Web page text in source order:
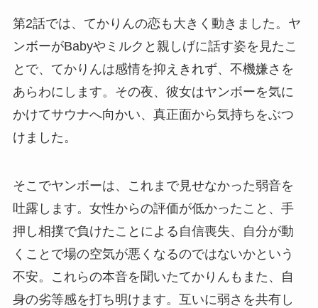
第2話では、てかりんの恋も大きく動きました。ヤ
ンボーがBabyやミルクと親しげに話す姿を見たこ
とで、てかりんは感情を抑えきれず、不機嫌さを
あらわにします。その夜、彼女はヤンボーを気に
かけてサウナへ向かい、真正面から気持ちをぶつ
けました。
そこでヤンボーは、これまで見せなかった弱音を
吐露します。女性からの評価が低かったこと、手
押し相撲で負けたことによる自信喪失、自分が動
くことで場の空気が悪くなるのではないかという
不安。これらの本音を聞いたてかりんもまた、自
身の劣等感を打ち明けます。互いに弱さを共有し